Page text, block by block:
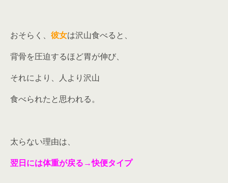
おそらく、 彼女は沢山食べると、
背骨を圧迫するほど胃が伸び、
それにより、人より沢山
食べられたと思われる。
太らない理由は、
翌日には体重が戻る→快便タイプ